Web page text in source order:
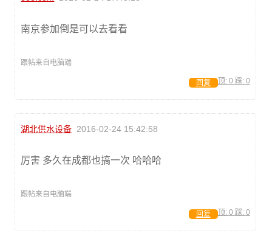
南京参加倒是可以去看看
跟帖来自电脑端
顶: 0 踩: 0
回复
湖北供水设备 2016-02-24 15:42:58
厉害 多久在成都也搞一次 哈哈哈
跟帖来自电脑端
顶: 0 踩: 0
回复